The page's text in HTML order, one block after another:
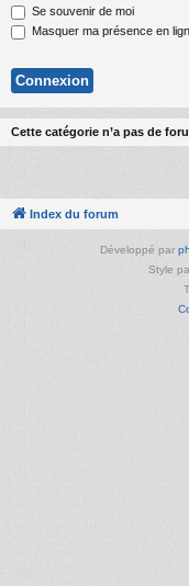
Se souvenir de moi
Masquer ma présence en
Cette catégorie n’a pas de
Index du forum
Développé par
Style